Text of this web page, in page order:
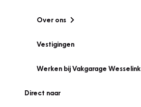
Over ons
Vestigingen
Werken bij Vakgarage Wesselink
Direct naar